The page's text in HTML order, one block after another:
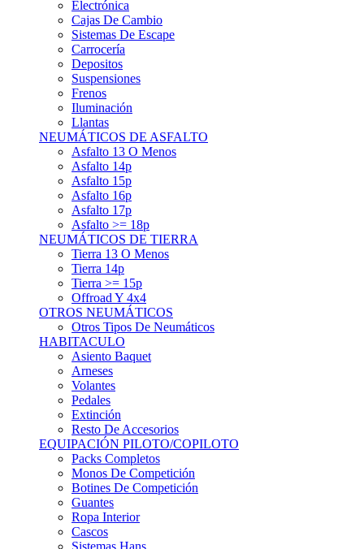
Sistemas De Escape
Carrocería
Depositos
Suspensiones
Frenos
Iluminación
Llantas
NEUMÁTICOS DE ASFALTO
Asfalto 13 O Menos
Asfalto 14p
Asfalto 15p
Asfalto 16p
Asfalto 17p
Asfalto >= 18p
NEUMÁTICOS DE TIERRA
Tierra 13 O Menos
Tierra 14p
Tierra >= 15p
Offroad Y 4x4
OTROS NEUMÁTICOS
Otros Tipos De Neumáticos
HABITACULO
Asiento Baquet
Arneses
Volantes
Pedales
Extinción
Resto De Accesorios
EQUIPACIÓN PILOTO/COPILOTO
Packs Completos
Monos De Competición
Botines De Competición
Guantes
Ropa Interior
Cascos
Sistemas Hans
Bolsas Y Mochilas